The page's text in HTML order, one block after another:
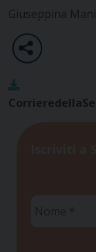
Giuseppina